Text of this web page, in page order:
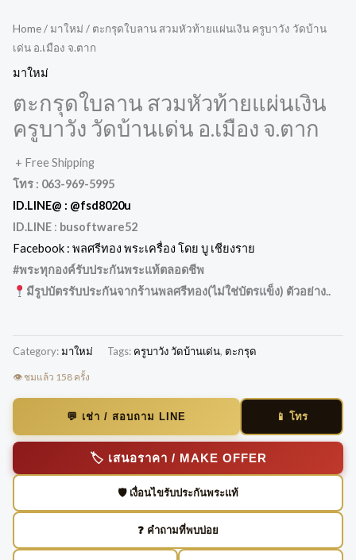
Home/ มาใหม่ / ตะกรุดใบลาน สวมหัวท้ายแผ่นเงิน ครูบาวัง วัดบ้าน
เด่น อ.เมือง จ.ตาก
มาใหม่
ตะกรุดใบลาน สวมหัวท้ายแผ่นเงิน
ครูบาวัง วัดบ้านเด่น อ.เมือง จ.ตาก
+ Free Shipping
โทร : 063-969-5995
ID.LINE@ : @fsd8020u
ID.LINE : busoftware52
Facebook : พลศรีทอง พระเครื่อง โดย บู เชียงราย
#พระทุกองค์รับประกันพระแท้ตลอดชีพ
มีรูปบัตรรับประกันจากร้านพลศรีทอง(ไม่ใช่บัตรแข็ง) ตัวอย่าง..
Category:มาใหม่ Tags: ครูบาวัง วัดบ้านเด่น, ตะกรุด
👁️ ชมแล้ว 158 ครั้ง
💬 เช่า / สอบถาม LINE 📱 โทร
🏷️ เสนอราคา / MAKE OFFER
🛡️ เงื่อนไขรับประกันพระแท้
❓ คำถามที่พบบ่อย